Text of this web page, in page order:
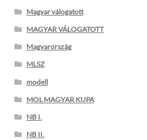
Magyar válogatott
MAGYAR VÁLOGATOTT
Magyarország
MLSZ
modell
MOL MAGYAR KUPA
NB I.
NB II.